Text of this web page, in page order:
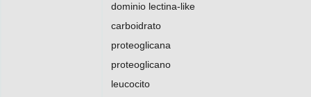
dominio lectina-like
carboidrato
proteoglicana
proteoglicano
leucocito